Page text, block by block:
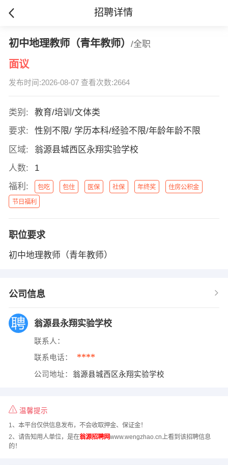
招聘详情
初中地理教师（青年教师） /全职
面议
发布时间:2026-08-07 查看次数:2664
类别:
教育/培训/文体类
要求:
性别不限/ 学历本科/经验不限/年龄年龄不限
区域:
翁源县城西区永翔实验学校
人数:
1
福利:
包吃 包住 医保 社保 年终奖 住房公积金
节日福利
职位要求
初中地理教师（青年教师）
公司信息
翁源县永翔实验学校
联系人：
联系电话： ****
公司地址： 翁源县城西区永翔实验学校
温馨提示
1、本平台仅供信息发布，不会收取押金、保证金！
2、请告知用人单位，是在翁源招聘网www.wengzhao.cn上看到该招聘信息
的！